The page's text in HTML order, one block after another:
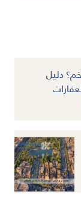
دليل